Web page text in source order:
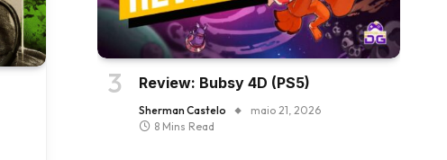
Review: Bubsy 4D (PS5)
Sherman Castelo
maio 21, 2026
8 Mins Read